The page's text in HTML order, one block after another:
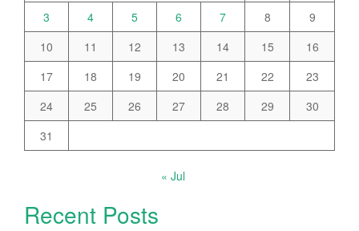
3
4 5 6 7 8
9
10
11 12 13 14 15
16
17
18 19 20 21 22
23
24
25 26 27 28 29
30
31
« Jul
Recent Posts